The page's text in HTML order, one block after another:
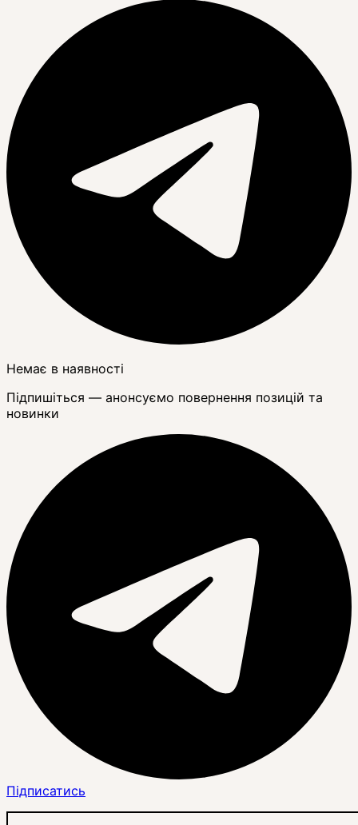
Немає в наявності
Підпишіться — анонсуємо повернення позицій та
новинки
Підписатись